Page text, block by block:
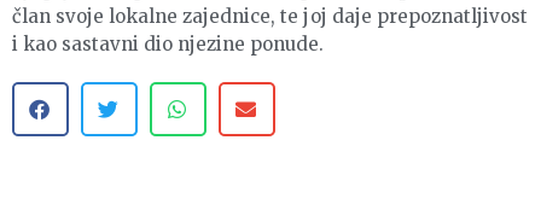
član svoje lokalne zajednice, te joj daje prepoznatljivost
i kao sastavni dio njezine ponude.